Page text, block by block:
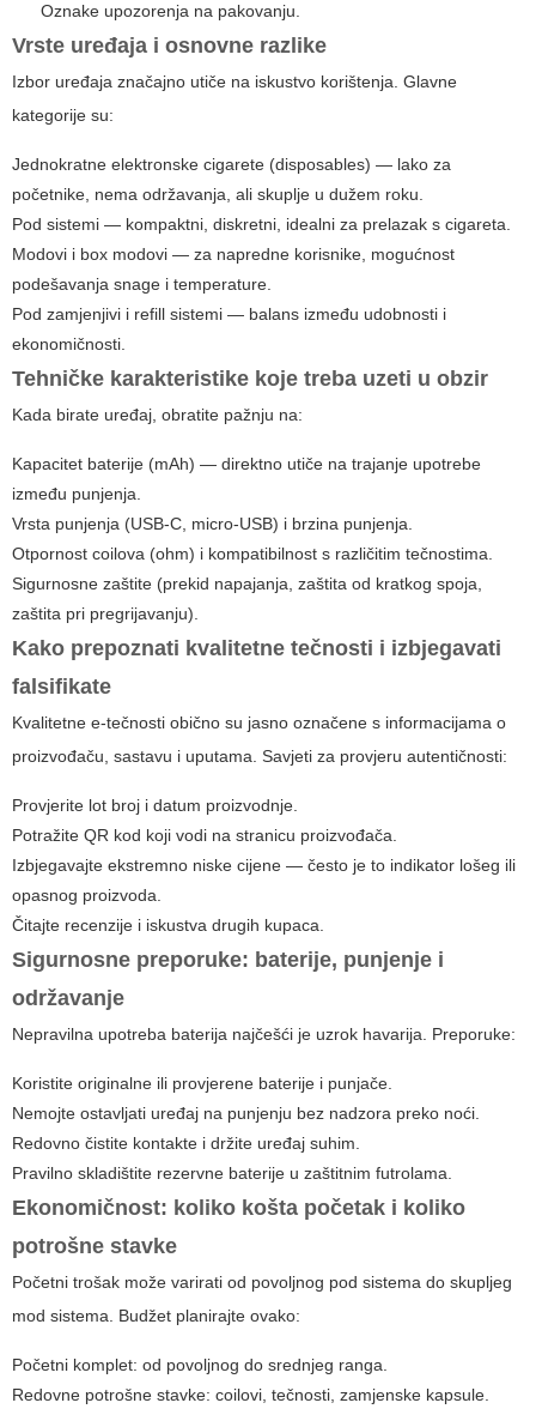
Oznake upozorenja na pakovanju.
Vrste uređaja i osnovne razlike
Izbor uređaja značajno utiče na iskustvo korištenja. Glavne
kategorije su:
Jednokratne elektronske cigarete (disposables) — lako za
početnike, nema održavanja, ali skuplje u dužem roku.
Pod sistemi — kompaktni, diskretni, idealni za prelazak s cigareta.
Modovi i box modovi — za napredne korisnike, mogućnost
podešavanja snage i temperature.
Pod zamjenjivi i refill sistemi — balans između udobnosti i
ekonomičnosti.
Tehničke karakteristike koje treba uzeti u obzir
Kada birate uređaj, obratite pažnju na:
Kapacitet baterije (mAh) — direktno utiče na trajanje upotrebe
između punjenja.
Vrsta punjenja (USB-C, micro-USB) i brzina punjenja.
Otpornost coilova (ohm) i kompatibilnost s različitim tečnostima.
Sigurnosne zaštite (prekid napajanja, zaštita od kratkog spoja,
zaštita pri pregrijavanju).
Kako prepoznati kvalitetne tečnosti i izbjegavati
falsifikate
Kvalitetne e-tečnosti obično su jasno označene s informacijama o
proizvođaču, sastavu i uputama. Savjeti za provjeru autentičnosti:
Provjerite lot broj i datum proizvodnje.
Potražite QR kod koji vodi na stranicu proizvođača.
Izbjegavajte ekstremno niske cijene — često je to indikator lošeg ili
opasnog proizvoda.
Čitajte recenzije i iskustva drugih kupaca.
Sigurnosne preporuke: baterije, punjenje i
održavanje
Nepravilna upotreba baterija najčešći je uzrok havarija. Preporuke:
Koristite originalne ili provjerene baterije i punjače.
Nemojte ostavljati uređaj na punjenju bez nadzora preko noći.
Redovno čistite kontakte i držite uređaj suhim.
Pravilno skladištite rezervne baterije u zaštitnim futrolama.
Ekonomičnost: koliko košta početak i koliko
potrošne stavke
Početni trošak može varirati od povoljnog pod sistema do skupljeg
mod sistema. Budžet planirajte ovako:
Početni komplet: od povoljnog do srednjeg ranga.
Redovne potrošne stavke: coilovi, tečnosti, zamjenske kapsule.